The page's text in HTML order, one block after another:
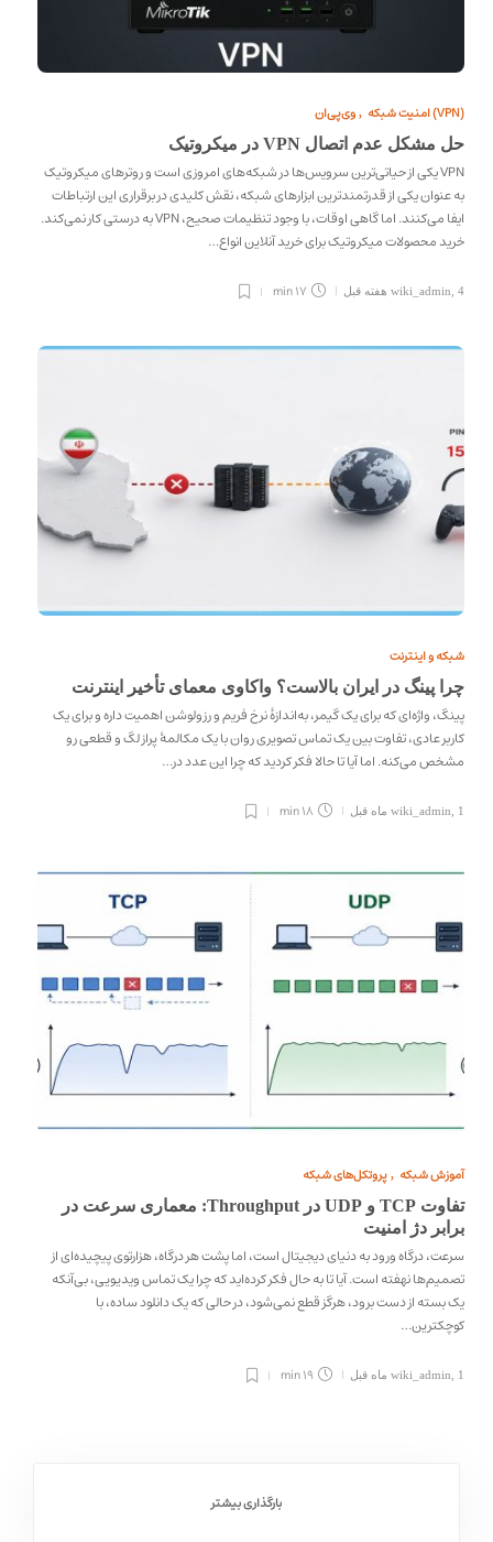
امنیت شبکه , وی‌پی‌ان (VPN)
حل مشکل عدم اتصال VPN در میکروتیک
VPN یکی از حیاتی‌ترین سرویس‌ها در شبکه‌های امروزی است و روترهای میکروتیک
به عنوان یکی از قدرتمندترین ابزارهای شبکه، نقش کلیدی در برقراری این ارتباطات
ایفا می‌کنند. اما گاهی اوقات، با وجود تنظیمات صحیح، VPN به درستی کار نمی‌کند.
خرید محصولات میکروتیک برای خرید آنلاین انواع…
wiki_admin 4 هفته قبل 17 min
شبکه و اینترنت
چرا پینگ در ایران بالاست؟ واکاوی معمای تأخیر اینترنت
پینگ، واژه‌ای که برای یک گیمر، به‌اندازهٔ نرخ فریم و رزولوشن اهمیت داره و برای یک
کاربر عادی، تفاوت بین یک تماس تصویری روان با یک مکالمهٔ پراز لگ و قطعی رو
مشخص می‌کنه. اما آیا تا حالا فکر کردید که چرا این عدد در…
wiki_admin 1 ماه قبل 18 min
آموزش شبکه , پروتکل‌های شبکه
تفاوت TCP و UDP در Throughput: معماری سرعت در
برابر دژ امنیت
سرعت، درگاه ورود به دنیای دیجیتال است، اما پشت هر درگاه، هزارتوی پیچیده‌ای از
تصمیم‌ها نهفته است. آیا تا به حال فکر کرده‌اید که چرا یک تماس ویدیویی، بی‌آنکه
یک بسته از دست برود، هرگز قطع نمی‌شود، در حالی که یک دانلود ساده، با
کوچکترین…
wiki_admin 1 ماه قبل 19 min
بارگذاری بیشتر